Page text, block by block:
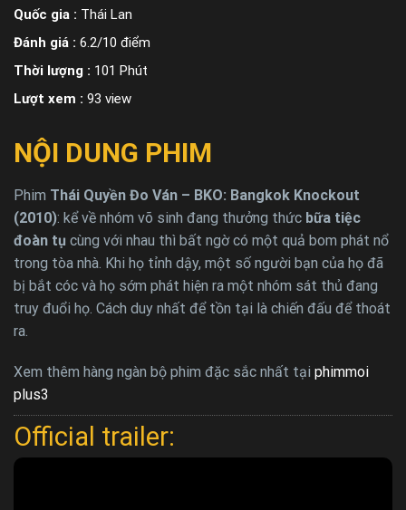
Quốc gia : Thái Lan
Đánh giá : 6.2/10 điểm
Thời lượng : 101 Phút
Lượt xem : 93 view
NỘI DUNG PHIM
Phim Thái Quyền Đo Ván – BKO: Bangkok Knockout
(2010): kể về nhóm võ sinh đang thưởng thức bữa tiệc
đoàn tụ cùng với nhau thì bất ngờ có một quả bom phát nổ
trong tòa nhà. Khi họ tỉnh dậy, một số người bạn của họ đã
bị bắt cóc và họ sớm phát hiện ra một nhóm sát thủ đang
truy đuổi họ. Cách duy nhất để tồn tại là chiến đấu để thoát
ra.
Xem thêm hàng ngàn bộ phim đặc sắc nhất tại phimmoi
plus3
Official trailer: